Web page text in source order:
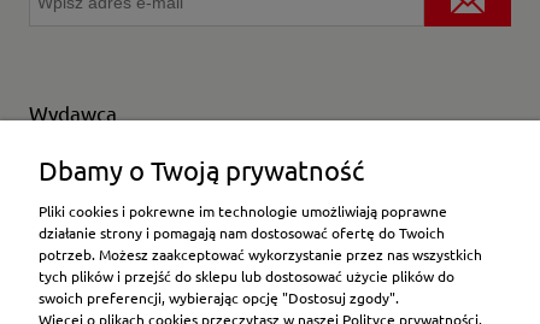
Wydawca
Wybierz producenta
Moje konto
Dbamy o Twoją prywatność
Pliki cookies i pokrewne im technologie umożliwiają poprawne
działanie strony i pomagają nam dostosować ofertę do Twoich
potrzeb. Możesz zaakceptować wykorzystanie przez nas wszystkich
tych plików i przejść do sklepu lub dostosować użycie plików do
swoich preferencji, wybierając opcję "Dostosuj zgody".
Więcej o plikach cookies przeczytasz w naszej Polityce prywatności.